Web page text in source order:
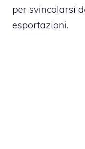
per svincolarsi
esportazioni.